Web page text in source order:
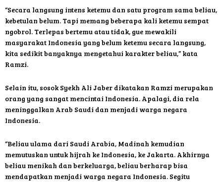
“Secara langsung intens ketemu dan satu program sama beliau,
kebetulan belum. Tapi memang beberapa kali ketemu sempat
ngobrol. Terlepas bertemu atau tidak, gue mewakili
masyarakat Indonesia yang belum ketemu secara langsung,
kita sedikit banyaknya mengetahui karakter beliau,” kata
Ramzi.
Selain itu, sosok Syekh Ali Jaber dikatakan Ramzi merupakan
orang yang sangat mencintai Indonesia. Apalagi, dia rela
meninggalkan Arab Saudi dan menjadi warga negara
Indonesia.
“Beliau ulama dari Saudi Arabia, Madinah kemudian
memutuskan untuk hijrah ke Indonesia, ke Jakarta. Akhirnya
beliau menikah dan berkeluarga, beliau berharap bisa
mendapatkan menjadi warga negara Indonesia. Segitu